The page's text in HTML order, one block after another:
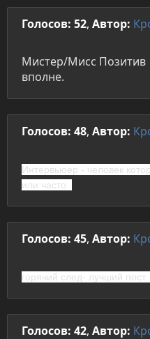
Голосов: 52, Автор:
Мистер/Мисс Позитив
вполне.
Голосов: 48, Автор:
Интервьюер - человек
или часто.
Голосов: 45, Автор:
горячий след- лучший пост .
Голосов: 42, Автор: